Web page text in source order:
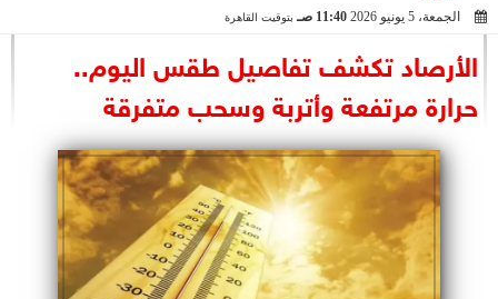
السياسة
الرئاسة
البرلمان
الوزارات
الأحزاب
الجمعة، 5 يونيو 2026
11:40 صـ بتوقيت القاهرة
الأرصاد تكشف تفاصيل طقس اليوم..
حرارة مرتفعة وأتربة وسحب متفرقة